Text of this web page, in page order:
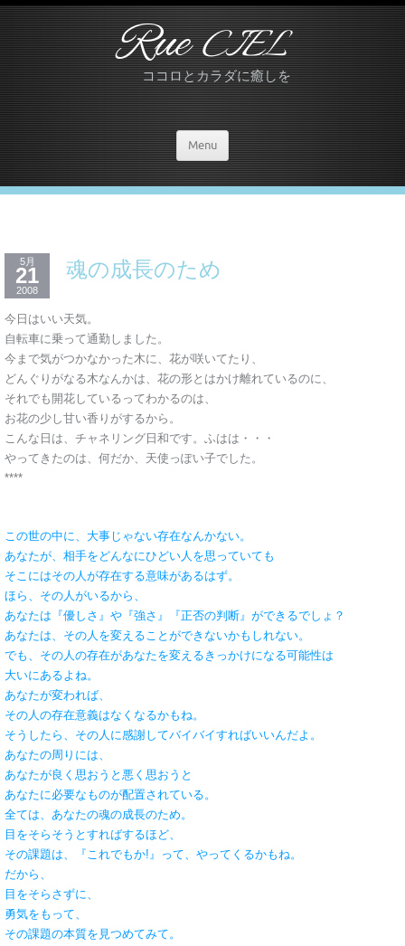
RueCIEL
ココロとカラダに癒しを
Menu
5月
21
2008
魂の成長のため
今日はいい天気。
自転車に乗って通勤しました。
今まで気がつかなかった木に、花が咲いてたり、
どんぐりがなる木なんかは、花の形とはかけ離れているのに、
それでも開花しているってわかるのは、
お花の少し甘い香りがするから。
こんな日は、チャネリング日和です。ふはは・・・
やってきたのは、何だか、天使っぽい子でした。
****
この世の中に、大事じゃない存在なんかない。
あなたが、相手をどんなにひどい人を思っていても
そこにはその人が存在する意味があるはず。
ほら、その人がいるから、
あなたは『優しさ』や『強さ』『正否の判断』ができるでしょ？
あなたは、その人を変えることができないかもしれない。
でも、その人の存在があなたを変えるきっかけになる可能性は
大いにあるよね。
あなたが変われば、
その人の存在意義はなくなるかもね。
そうしたら、その人に感謝してバイバイすればいいんだよ。
あなたの周りには、
あなたが良く思おうと悪く思おうと
あなたに必要なものが配置されている。
全ては、あなたの魂の成長のため。
目をそらそうとすればするほど、
その課題は、『これでもか!』って、やってくるかもね。
だから、
目をそらさずに、
勇気をもって、
その課題の本質を見つめてみて。